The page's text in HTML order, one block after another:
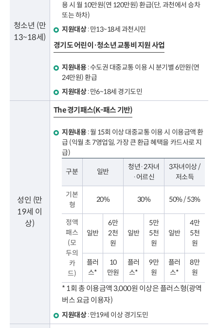
청소년 (만
13~18세)
용 시 월 10만원(연 120만원) 환급(단, 과천에서 승차
또는 하차)
지원대상: 만13~18세 과천시민
경기도 어린이·청소년 교통비 지원 사업
지원내용: 수도권 대중교통 이용 시 분기별 6만원(연
24만원) 환급
지원대상: 만6~18세 경기도민
성인 (만
19세 이
상)
The 경기패스(K-패스 기반)
지원내용: 월 15회 이상 대중교통 이용 시 이용금액 환
급 (익월 초 7영업일, 가장 큰 환급 혜택을 카드사로 지
급)
구분 일반
청년·2자녀
·어르신
3자녀이상 /
저소득
기본
형
20% 30% 50% / 53%
정액
패스
(모
두의
카
드)
일반
6만
2천
원
일반
5만
5천
원
일반
4만
5천
원
플러
스*
10
만원
플러
스*
9만
원
플러
스*
8만
원
* 1회 총 이용금액 3,000원 이상은 플러스형(광역
버스 요금 이용자)
지원대상: 만19세 이상 경기도민